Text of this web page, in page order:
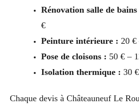
Rénovation salle de bains
€
Peinture intérieure : 20 €
Pose de cloisons : 50 € –
Isolation thermique : 30
Chaque devis à Châteauneuf Le